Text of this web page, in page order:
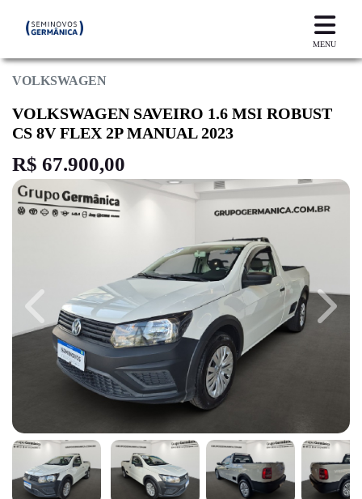
MENU
VOLKSWAGEN
VOLKSWAGEN SAVEIRO 1.6 MSI ROBUST
CS 8V FLEX 2P MANUAL 2023
R$ 67.900,00
Previous Next